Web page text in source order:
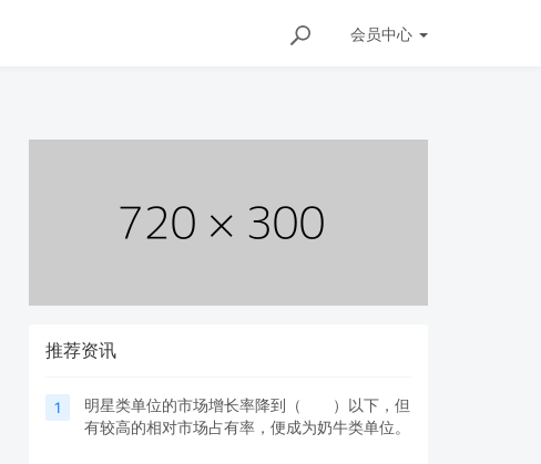
会员中心
推荐资讯
1
明星类单位的市场增长率降到（ ）以下，但
有较高的相对市场占有率，便成为奶牛类单位。